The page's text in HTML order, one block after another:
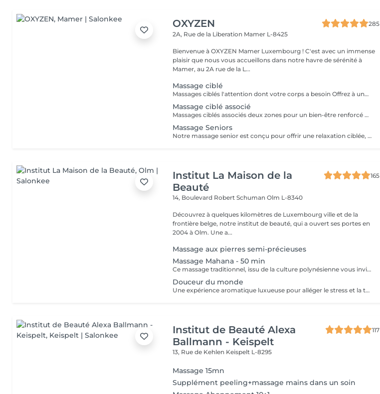
OXYZEN
285
2A, Rue de la Liberation Mamer L-8425
Bienvenue à OXYZEN Mamer Luxembourg ! C'est avec un immense
plaisir que nous vous accueillons dans notre havre de sérénité à
Mamer, au 2A rue de la L...
Massage ciblé
Massages ciblés l'attention dont votre corps a besoin Offrez à une zone précise de votre corps un moment de bien-être sur mesure. Selon vos besoins, choisissez un massage du dos pour relâcher les tensions, du ventre pour retrouver confort, du crâne ou du visage pour apaiser le mental, des mains pour une détente subtile, ou optez pour la réflexologie plantaire afin de rééquilibrer l'ensemble du corps. Ces massages ciblés permettent de s'évader du quotidien et d'accéder à une relaxation profonde, où le temps semble s'arrêter. Idéal aussi comme idée cadeau personnalisée. Déconseillé aux femmes enceintes. Pour en savoir plus, cliquez ici : https://www.oxyzen.lu/massages/massages-cibles.html Avertissement : Nos soins sont dédiés au bien-être et à la relaxation. Ils ne remplacent pas un suivi médical et ne relèvent pas de la kinésithérapie.
Massage ciblé associé
Massages ciblés associés deux zones pour un bien-être renforcé Offrez à votre corps une attention personnalisée en choisissant deux zones à combiner parmi : le dos pour relâcher les tensions, le ventre pour retrouver confort, le crâne ou le visage pour apaiser le mental, les mains pour une détente subtile, ou encore la réflexologie plantaire pour rééquilibrer l'ensemble du corps. Ce soin associe précision et profondeur pour une détente globale, un moment d'évasion où le stress disparaît et où le temps semble s'arrêter. Parfait aussi comme idée cadeau sur mesure. Déconseillé aux femmes enceintes. Pour en savoir plus, cliquez ici : https://www.oxyzen.lu Avertissement : Nos soins sont dédiés au bien-être et à la relaxation. Ils ne remplacent pas un suivi médical et ne relèvent pas de la kinésithérapie.
Massage Seniors
Notre massage senior est conçu pour offrir une relaxation ciblée, quelle que soit la zone sollicitée. Il vise à détendre les muscles, à atténuer les raideurs et à soulager certaines douleurs, notamment celles liées à des problèmes comme l'arthrose. Avec l'âge, des zones telles que la nuque ou le bas du dos ont tendance à se raidir et à perdre en souplesse. Le massage de ces zones permet à la personne de retrouver un meilleur confort et une plus grande mobilité. Nous avons pris le temps d'étudier chaque détail pour vous offrir une expérience de bien-être authentique, vous permettant de vous évader du stress quotidien et de vous détendre pleinement. Découvrez également nos offres spéciales avec nos cartes FORFAITS disponibles sur notre site Web. Idéal également comme idée cadeau originale, pour surprendre et faire plaisir. Pour en savoir plus et découvrir l'ensemble de nos prestations, cliquez ici : https://www.oxyzen.lu Avertissement : Nos soins sont dédiés au bien-être et à la relaxation. Ils ne remplacent pas un suivi médical et ne relèvent pas de la kinésithérapie.
Institut La Maison de la
Beauté
165
14, Boulevard Robert SchumanOlm L-8340
Découvrez à quelques kilomètres de Luxembourg ville et de la
frontière belge, notre institut de beauté, qui a ouvert ses portes en
2004 à Olm. Une a...
Massage aux pierres semi-précieuses
Massage Mahana - 50 min
Ce massage traditionnel, issu de la culture polynésienne vous invite à un moment privilégié d'extrême sensorialité. En quelques secondes, tous les sens sont sollicités par les notes suaves et envoûtantes des Fleurs de Frangipaniers, par le chant du ressac, par le doux bercement du corps au rythme des vagues. Des manuvres lentes et puissantes, accomplies par les mains, les avant-bras et des ballotins de sable chaud procurent un sentiment de détente et d'évasion absolue.
Douceur du monde
Une expérience aromatique luxueuse pour alléger le stress et la tension. Ce massage relaxera votre corps et votre esprit en profondeur. Il vous procurera un sentiment de bien-être, de décontraction des muscles, une meilleure circulation sanguine, de l'hydratation et de la tonicité.
Institut de Beauté Alexa
Ballmann - Keispelt
117
13, Rue de Kehlen Keispelt L-8295
Massage 15mn
Supplément peeling+massage mains dans un soin